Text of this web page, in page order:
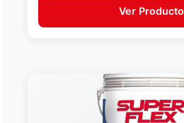
Ver Producto